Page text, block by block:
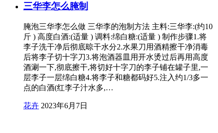
三华李怎么腌制
腌泡三华李怎么做 三华李的泡制方法 主料:三华李:(约10
斤 ) 高度白酒:(适量 ) 调料:绵白糖:(适量 ) 制作步骤1.将
李子洗干净后彻底晾干水分2.水果刀用酒精擦干净消毒
后将李子切十字刀3.将泡酒器皿用开水烫过后再用高度
酒涮一下,彻底擦干,将切好十字刀的李子铺在罐子里,一
层李子一层绵白糖4.将李子和糖都码好5.注入约1/3多一
点的白酒(红李子汁水多,…
花卉 2023年6月7日